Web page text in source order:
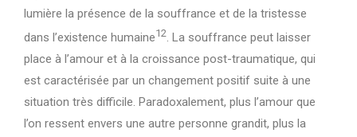
lumière la présence de la souffrance et de la tristesse
dans l’existence humaine12. La souffrance peut laisser
place à l’amour et à la croissance post-traumatique, qui
est caractérisée par un changement positif suite à une
situation très difficile. Paradoxalement, plus l’amour que
l’on ressent envers une autre personne grandit, plus la